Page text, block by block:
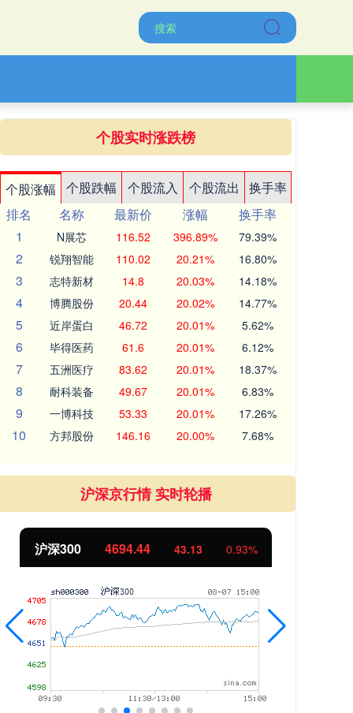
个股实时涨跌榜
个股涨幅 个股跌幅 个股流入 个股流出
换手率
排名
名称 最新价 涨幅
换手率
1
N展芯 116.52 396.89% 79.39%
2 锐翔智能 110.02 20.21% 16.80%
3 志特新材 14.8 20.03% 14.18%
4 博腾股份 20.44 20.02% 14.77%
5 近岸蛋白 46.72 20.01% 5.62%
6 毕得医药 61.6 20.01% 6.12%
7 五洲医疗 83.62 20.01% 18.37%
8 耐科装备 49.67 20.01% 6.83%
9 一博科技 53.33 20.01% 17.26%
10 方邦股份 146.16 20.00% 7.68%
沪深京行情 实时轮播
北证50 1134.24 11.37 1.01%